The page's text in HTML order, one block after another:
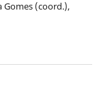
Gomes (coord.),